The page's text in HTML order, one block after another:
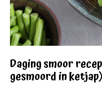
Daging smoor
gesmoord in ketjap)